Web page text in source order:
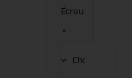
Écrou
*